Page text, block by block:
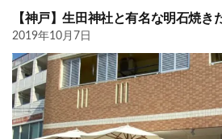
【神戸】生田神社と有名な明石焼き
2019年10月7日